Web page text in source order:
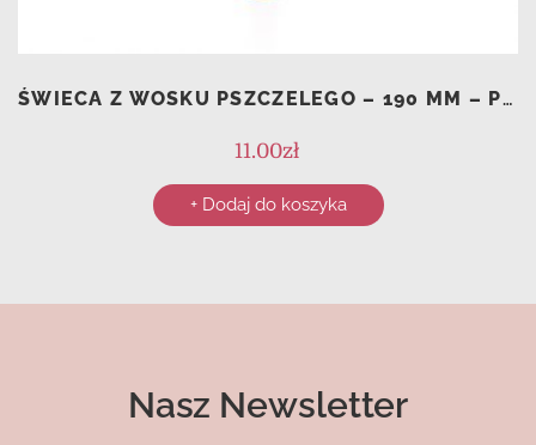
ŚWIECA Z WOSKU PSZCZELEGO – 190 MM – POMARAŃCZOWA – PROSTA
11.00zł
+ Dodaj do koszyka
Nasz Newsletter